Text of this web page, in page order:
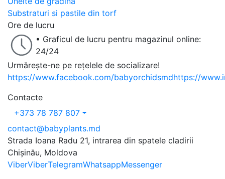
Substraturi si pastile din torf
Ore de lucru
• Graficul de lucru pentru magazinul online:
24/24
Urmărește-ne pe rețelele de socializare!
https://www.facebook.com/babyorchidsmdhttps://
Contacte
+373 78 787 807
contact@babyplants.md
Strada Ioana Radu 21, intrarea din spatele cladirii
Chișinău, Moldova
ViberViberTelegramWhatsappMessenger